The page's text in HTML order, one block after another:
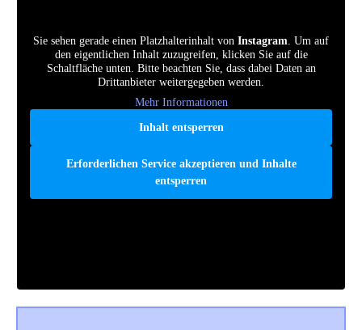
Sie sehen gerade einen Platzhalterinhalt von Instagram. Um auf
den eigentlichen Inhalt zuzugreifen, klicken Sie auf die
Schaltfläche unten. Bitte beachten Sie, dass dabei Daten an
Drittanbieter weitergegeben werden.
Mehr Informationen
Inhalt entsperren
Erforderlichen Service akzeptieren und Inhalte
entsperren